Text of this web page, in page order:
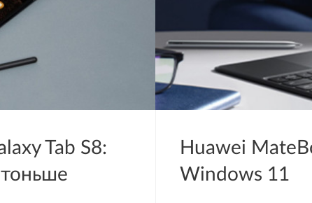
Tab S8:
Huawei
Windows 11